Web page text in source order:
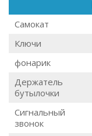
Самокат
Ключи
фонарик
Держатель
бутылочки
Сигнальный
звонок